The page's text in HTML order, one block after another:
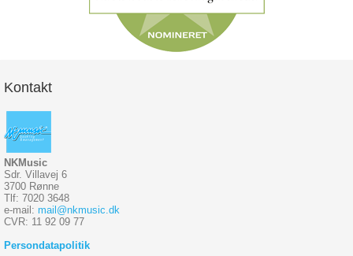
Kontakt
NKMusic
Sdr. Villavej 6
3700 Rønne
Tlf: 7020 3648
e-mail: mail@nkmusic.dk
CVR: 11 92 09 77
Persondatapolitik